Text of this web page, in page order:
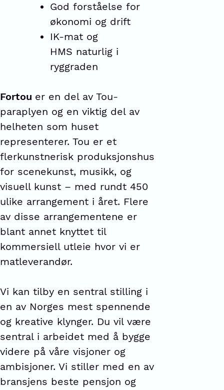
God forståelse for
økonomi og drift
IK-mat og
HMS naturlig i
ryggraden
Fortou er en del av Tou-
paraplyen og en viktig del av
helheten som huset
representerer. Tou er et
flerkunstnerisk produksjonshus
for scenekunst, musikk, og
visuell kunst – med rundt 450
ulike arrangement i året. Flere
av disse arrangementene er
blant annet knyttet til
kommersiell utleie hvor vi er
matleverandør.
Vi kan tilby en sentral stilling i
en av Norges mest spennende
og kreative klynger. Du vil være
sentral i arbeidet med å bygge
videre på våre visjoner og
ambisjoner. Vi stiller med en av
bransjens beste pensjon og